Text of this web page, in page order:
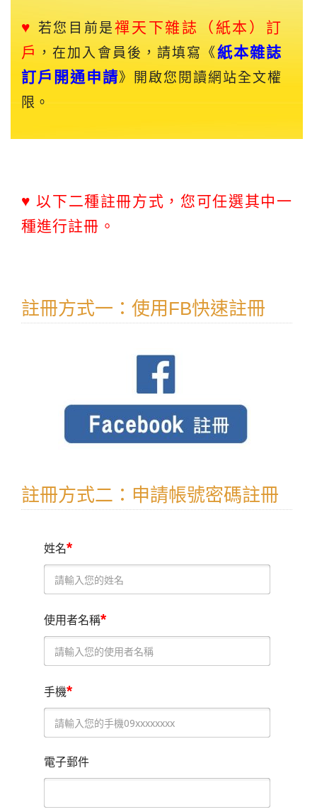
♥ 若您目前是禪天下雜誌（紙本）訂
戶 ，在加入會員後，請填寫《紙本雜誌
訂戶開通申請》開啟您閱讀網站全文權
限。
♥ 以下二種註冊方式，您可任選其中一
種進行註冊。
註冊方式一：使用FB快速註冊
註冊方式二：申請帳號密碼註冊
姓名*
使用者名稱*
手機*
電子郵件